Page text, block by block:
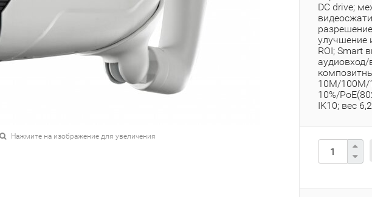
Нажмите на изображение для увеличения
DC drive;
улучшение
ROI; Smart
10M/100M/
10%/
IK10; вес